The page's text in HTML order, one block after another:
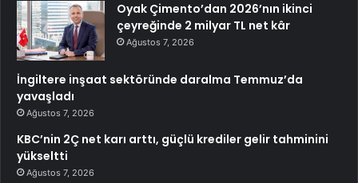
Oyak Çimento’dan 2026’nın ikinci
çeyreğinde 2 milyar TL net kâr
Ağustos 7, 2026
İngiltere inşaat sektöründe daralma Temmuz’da
yavaşladı
Ağustos 7, 2026
KBC’nin 2Ç net karı arttı, güçlü krediler gelir tahminini
yükseltti
Ağustos 7, 2026